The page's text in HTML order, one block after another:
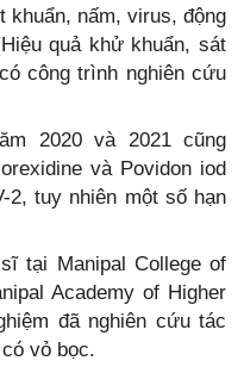
khuẩn, nấm, virus, động
quả khử khuẩn, sát
công trình nghiên cứu
2020 và 2021 cũng
và Povidon iod
2, tuy nhiên một số hạn
tại Manipal College of
Academy of Higher
đã nghiên cứu tác
vỏ bọc.